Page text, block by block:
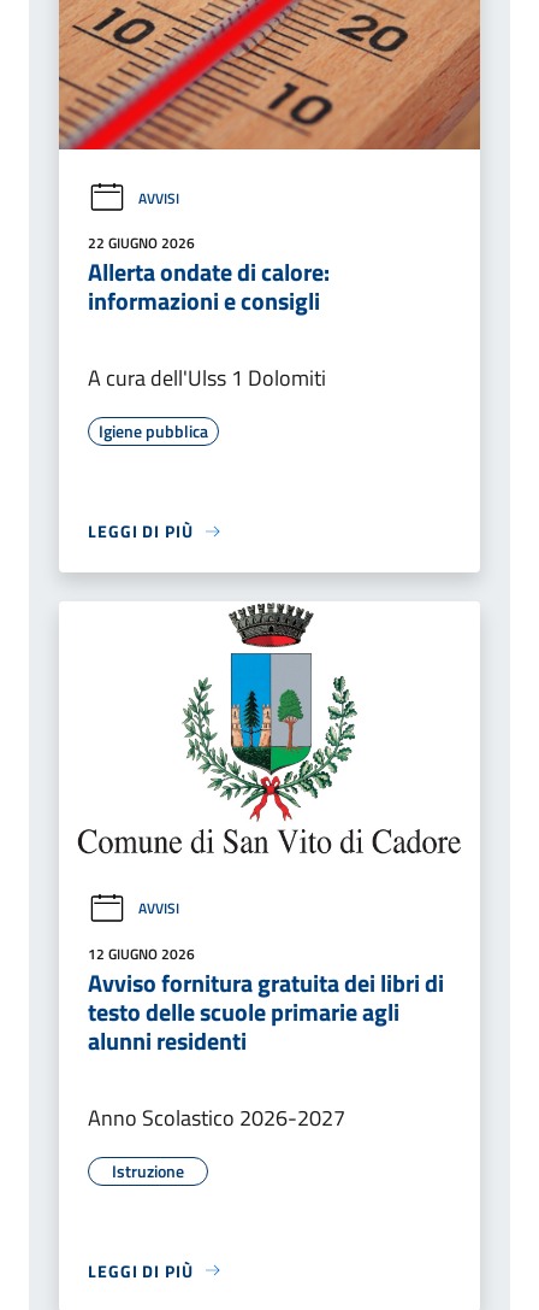
AVVISI
22 GIUGNO 2026
Allerta ondate di calore:
informazioni e consigli
A cura dell'Ulss 1 Dolomiti
Igiene pubblica
LEGGI DI PIÙ
AVVISI
12 GIUGNO 2026
Avviso fornitura gratuita dei libri di
testo delle scuole primarie agli
alunni residenti
Anno Scolastico 2026-2027
Istruzione
LEGGI DI PIÙ